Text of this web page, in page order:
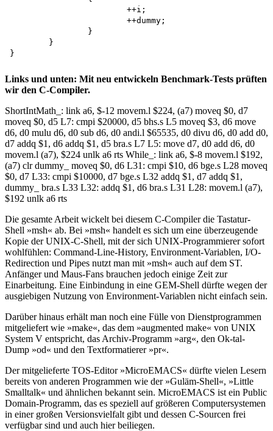
Links und unten: Mit neu entwickeln Benchmark-Tests prüften
wir den C-Compiler.
ShortIntMath_: link a6, $-12 movem.l $224, (a7) moveq $0, d7
moveq $0, d5 L7: cmpi $20000, d5 bhs.s L5 moveq $3, d6 move
d6, d0 mulu d6, d0 sub d6, d0 andi.l $65535, d0 divu d6, d0 add d0,
d7 addq $1, d6 addq $1, d5 bra.s L7 L5: move d7, d0 add d6, d0
movem.l (a7), $224 unlk a6 rts While_: link a6, $-8 movem.l $192,
(a7) clr dummy_ moveq $0, d6 L31: cmpi $10, d6 bge.s L28 moveq
$0, d7 L33: cmpi $10000, d7 bge.s L32 addq $1, d7 addq $1,
dummy_ bra.s L33 L32: addq $1, d6 bra.s L31 L28: movem.l (a7),
$192 unlk a6 rts
Die gesamte Arbeit wickelt bei diesem C-Compiler die Tastatur-
Shell »msh« ab. Bei »msh« handelt es sich um eine überzeugende
Kopie der UNIX-C-Shell, mit der sich UNIX-Programmierer sofort
wohlfühlen: Command-Line-History, Environment-Variablen, I/O-
Redirection und Pipes nutzt man mit »msh« auch auf dem ST.
Anfänger und Maus-Fans brauchen jedoch einige Zeit zur
Einarbeitung. Eine Einbindung in eine GEM-Shell dürfte wegen der
ausgiebigen Nutzung von Environment-Variablen nicht einfach sein.
Darüber hinaus erhält man noch eine Fülle von Dienstprogrammen
mitgeliefert wie »make«, das dem »augmented make« von UNIX
System V entspricht, das Archiv-Programm »arg«, den Ok-tal-
Dump »od« und den Textformatierer »pr«.
Der mitgelieferte TOS-Editor »MicroEMACS« dürfte vielen Lesern
bereits von anderen Programmen wie der »Guläm-Shell«, »Little
Smalltalk« und ähnlichen bekannt sein. MicroEMACS ist ein Public
Domain-Programm, das es speziell auf größeren Computersystemen
in einer großen Versionsvielfalt gibt und dessen C-Sourcen frei
verfügbar sind und auch hier beiliegen.